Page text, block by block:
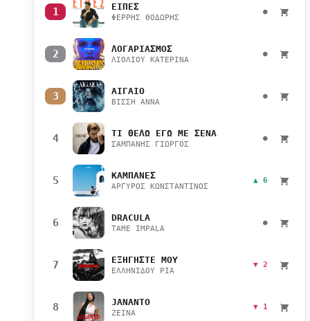
1 ΕΙΠΕΣ
ΦΕΡΡΗΣ ΘΟΔΩΡΗΣ
●
2 ΛΟΓΑΡΙΑΣΜΟΣ
ΛΙΟΛΙΟΥ ΚΑΤΕΡΙΝΑ
●
3 ΑΙΓΑΙΟ
ΒΙΣΣΗ ΑΝΝΑ
●
4 ΤΙ ΘΕΛΩ ΕΓΩ ΜΕ ΣΕΝΑ
ΣΑΜΠΑΝΗΣ ΓΙΩΡΓΟΣ
●
5 ΚΑΜΠΑΝΕΣ
ΑΡΓΥΡΟΣ ΚΩΝΣΤΑΝΤΙΝΟΣ
▲ 6
6 DRACULA
TAME IMPALA
●
7 ΕΞΗΓΗΣΤΕ ΜΟΥ
ΕΛΛΗΝΙΔΟΥ ΡΙΑ
▼ 2
8 JANANTO
ZEINA
▼ 1